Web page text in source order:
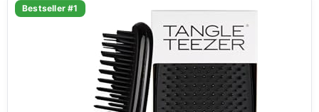
Bestseller #1